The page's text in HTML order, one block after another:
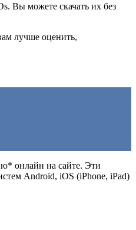
Вы можете скачать их без
лучше оценить,
онлайн на сайте. Эти
Android, iOS (iPhone, iPad)